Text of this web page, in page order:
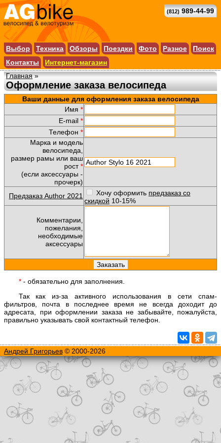
(812) 989-44-99
Выбор Техника Обзоры Поездки Фото Разное
Поиск
Контакты
Интернет-магазин
Главная»
Оформление заказа велосипеда
Ваши данные для оформления заказа велосипеда
Имя *
E-mail *
Телефон *
Марка и модель
велосипеда,
размер рамы или ваш
рост*
(если аксессуары -
прочерк)
Предзаказ Author 2021
Хочу оформить предзаказ со
скидкой 10-15%
Комментарии,
пожелания,
необходимые
аксессуары
*- обязательно для заполнения.
Так как из-за активного использования в сети спам-
фильтров, почта в последнее время не всегда доходит до
адресата, при оформлении заказа не забывайте, пожалуйста,
правильно указывать свой контактный телефон.
Андрей Григорьев © 2000-2026